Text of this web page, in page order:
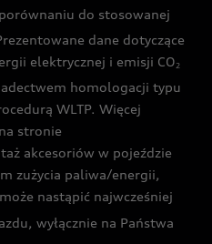
do stosowanej
dane dotyczące
elektrycznej i emisji CO2
homologacji typu
WLTP. Więcej
stronie
akcesoriów w pojeździe
zużycia paliwa/energii,
nastąpić najwcześniej
wyłącznie na Państwa